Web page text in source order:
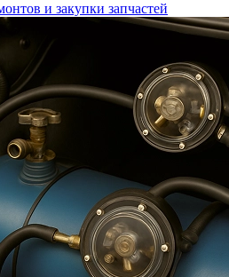
и закупки запчастей